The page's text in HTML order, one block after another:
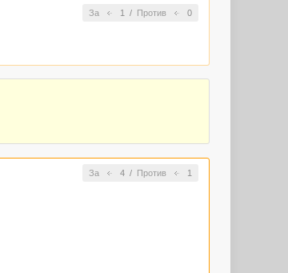
За 1 / Против 0
За 4/ Против 1